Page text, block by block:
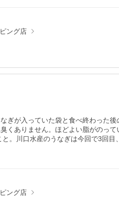
ング店
ぎが入っていた袋と食べ終わった
くありません。ほどよい脂がのっ
。川口水産のうなぎは今回で3回
ング店